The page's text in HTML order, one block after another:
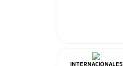
INTERNACIONALES